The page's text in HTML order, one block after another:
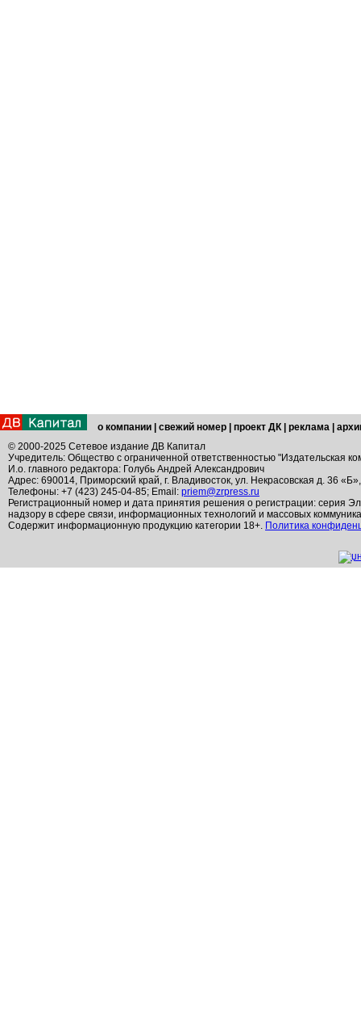
о компании свежий номер проект ДК реклама
© 2000-2025 Сетевое издание ДВ Капитал
Учредитель: Общество с ограниченной ответственностью "Издательская
И.о. главного редактора: Голубь Андрей Александрович
Адрес: 690014, Приморский край, г. Владивосток, ул. Некрасовская д. 36
Телефоны: +7 (423) 245-04-85; Email: priem@zrpress.ru
Регистрационный номер и дата принятия решения о регистрации: серия
надзору в сфере связи, информационных технологий и массовых
Содержит информационную продукцию категории 18+. Политика